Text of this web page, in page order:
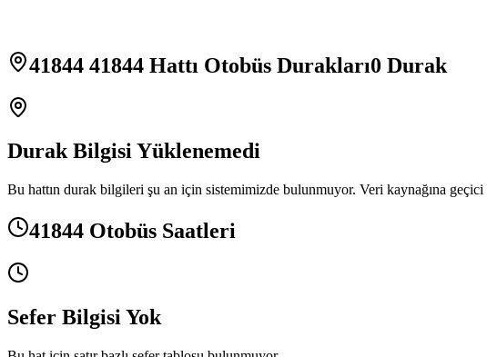
41844 41844 Hattı Otobüs Durakları0 Durak
Durak Bilgisi Yüklenemedi
Bu hattın durak bilgileri şu an için sistemimizde bulunmuyor. Veri kaynağına
41844 Otobüs Saatleri
Sefer Bilgisi Yok